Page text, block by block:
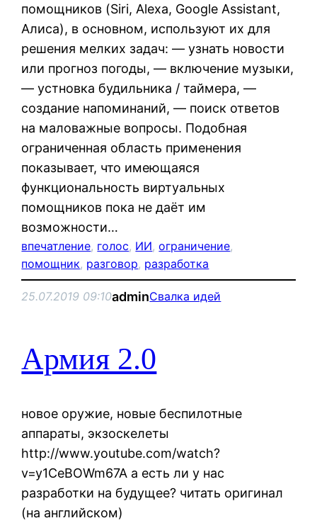
помощников (Siri, Alexa, Google Assistant,
Алиса), в основном, используют их для
решения мелких задач: — узнать новости
или прогноз погоды, — включение музыки,
— устновка будильника / таймера, —
создание напоминаний, — поиск ответов
на маловажные вопросы. Подобная
ограниченная область применения
показывает, что имеющаяся
функциональность виртуальных
помощников пока не даёт им
возможности…
впечатление, голос, ИИ, ограничение
помощник, разговор, разработка
25.07.2019 09:10adminСвалка идей
Армия 2.0
новое оружие, новые беспилотные
аппараты, экзоскелеты
http://www.youtube.com/watch?
v=y1CeBOWm67A а есть ли у нас
разработки на будущее? читать оригинал
(на английском)